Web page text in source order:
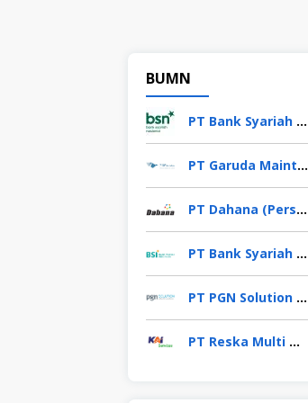
BUMN
PT Bank Syariah Nasional (BSN)
PT Garuda Maintenance Facility Aero Asia Tbk
PT Dahana (Persero)
PT Bank Syariah Indonesia (Persero) Tbk
PT PGN Solution (PGAS Solution)
PT Reska Multi Usaha (KAI Services)